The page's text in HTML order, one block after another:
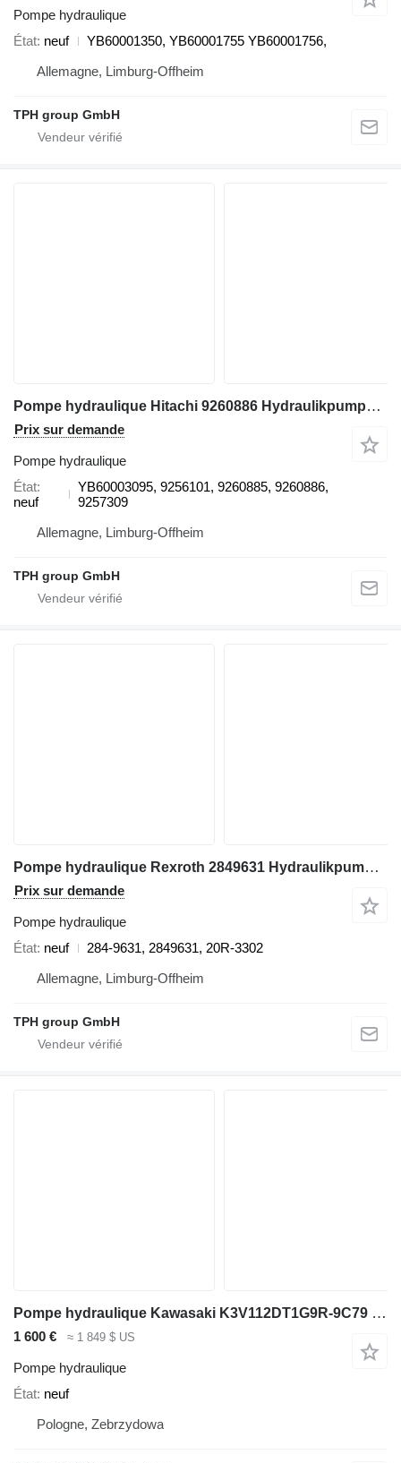
Pompe hydraulique
État neuf
YB60001350, YB60001755 YB60001756,
Allemagne, Limburg-Offheim
TPH group GmbH
Pompe hydraulique Hitachi 9260886 Hydraulikpumpe HPV145, YB60003095, 9257309, 9260885 Hit pour excavateur Hitachi ZX330-3, ZX350LC-3
Prix sur demande
Pompe hydraulique
État
neuf
YB60003095, 9256101, 9260885, 9260886,
9257309
Allemagne, Limburg-Offheim
TPH group GmbH
Pompe hydraulique Rexroth 2849631 Hydraulikpumpe, 20R-3302, Caterpillar 797F, 797, 797B 284-9631 pour tombereau articulé Caterpillar 797F, 797, 797B
Prix sur demande
Pompe hydraulique
État neuf
284-9631, 2849631, 20R-3302
Allemagne, Limburg-Offheim
TPH group GmbH
Pompe hydraulique Kawasaki K3V112DT1G9R-9C79 pour matériel de TP JCB JS200
1 600 € ≈ 1 849 $ US
Pompe hydraulique
État neuf
Pologne, Zebrzydowa